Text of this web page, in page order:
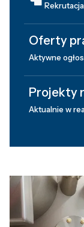
Oferty
Aktywne
Projekty
Aktualnie w